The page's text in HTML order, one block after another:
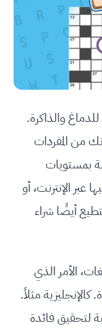
والذاكرة.
من المفردات
بمستويات
الإنترنت، أو
أيضًا شراء
الأمر الذي
مثلاً.
لتحقيق فائدة